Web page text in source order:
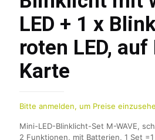
LED + 1 x
roten LED, auf
Karte
Bitte anmelden, um Preise
Mini-LED-Blinklicht-Set M-WAVE,
2 Funktionen, mit Batterien, 1 Set